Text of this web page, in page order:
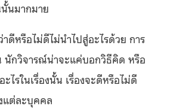
นมากมาย
ดีหรือไม่ดีไม่นำไปสู่อะไรด้วย การ
กวิจารณ์น่าจะแค่บอกวิธีคิด หรือ
ไรในเรื่องนั้น เรื่องจะดีหรือไม่ดี
แต่ละบุคคล